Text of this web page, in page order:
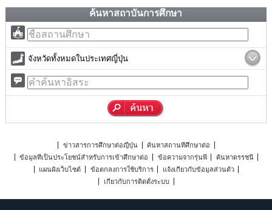
ค้นหาสถาบันการศึกษา
จังหวัดทั้งหมดในประเทศญี่ปุ่น
ข่าวสารการศึกษาต่อญี่ปุ่น
ค้นหาสถานที่ศึกษาต่อ
ข้อมูลที่เป็นประโยชน์สำหรับการเข้าศึกษาต่อ
ข้อความจากรุ่นพี่
ค้นหาดรรชนี
แผนผังเว็บไซต์
ข้อตกลงการใช้บริการ
แจ้งเกี่ยวกับข้อมูลส่วนตัว
เกี่ยวกับการติดตั้งระบบ